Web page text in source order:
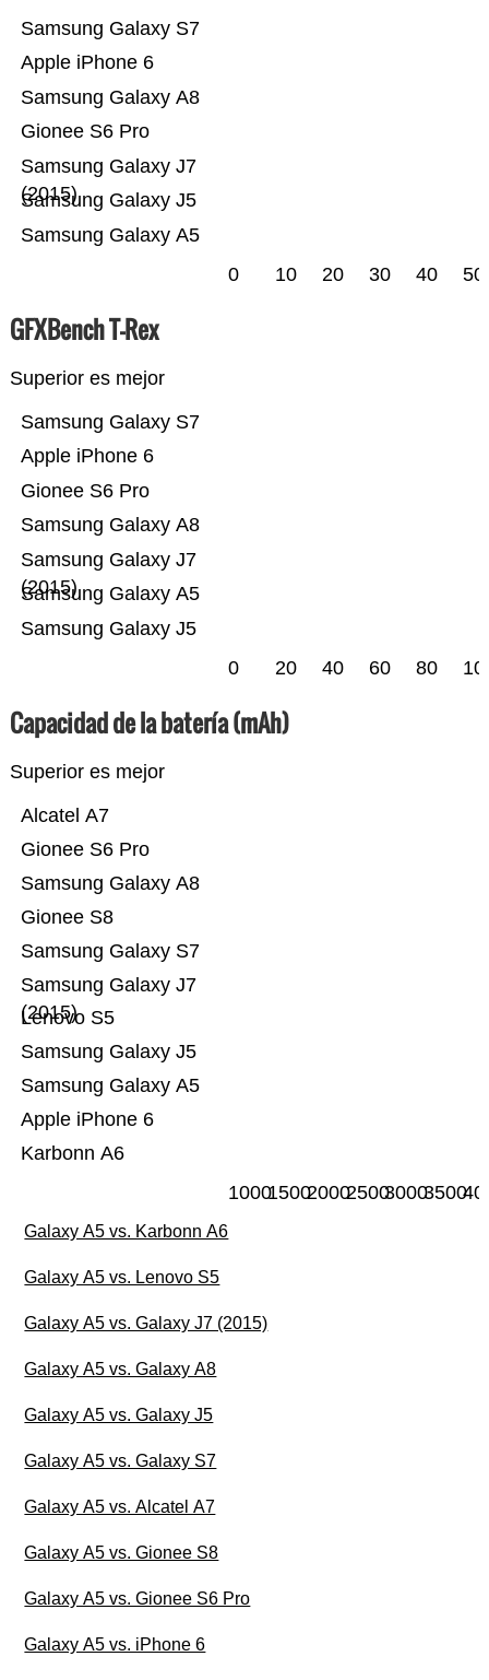
Samsung Galaxy A5
Samsung Galaxy J5
Samsung Galaxy J7
(2015)
Gionee S6 Pro
Samsung Galaxy A8
Apple iPhone 6
Samsung Galaxy S7
0 10 20 30 40 50
GFXBench T-Rex
Superior es mejor
Samsung Galaxy J5
Samsung Galaxy A5
Samsung Galaxy J7
(2015)
Samsung Galaxy A8
Gionee S6 Pro
Apple iPhone 6
Samsung Galaxy S7
0 20 40 60 80
Capacidad de la batería (mAh)
Superior es mejor
Karbonn A6
Apple iPhone 6
Samsung Galaxy A5
Samsung Galaxy J5
Lenovo S5
Samsung Galaxy J7
(2015)
Samsung Galaxy S7
Gionee S8
Samsung Galaxy A8
Gionee S6 Pro
Alcatel A7
100015002000250030003500
Galaxy A5 vs. Karbonn A6
Galaxy A5 vs. Lenovo S5
Galaxy A5 vs. Galaxy J7 (2015)
Galaxy A5 vs. Galaxy A8
Galaxy A5 vs. Galaxy J5
Galaxy A5 vs. Galaxy S7
Galaxy A5 vs. Alcatel A7
Galaxy A5 vs. Gionee S8
Galaxy A5 vs. Gionee S6 Pro
Galaxy A5 vs. iPhone 6